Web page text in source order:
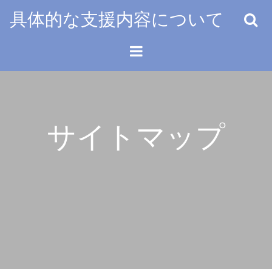
具体的な支援内容について
サイトマップ